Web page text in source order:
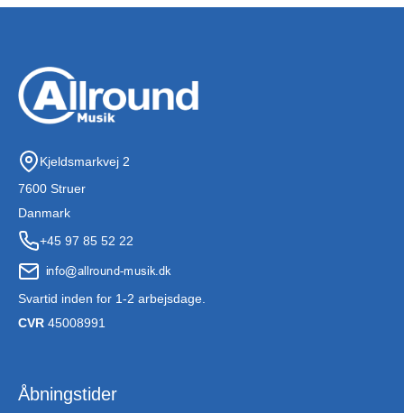
Kjeldsmarkvej 2
7600 Struer
Danmark
+45 97 85 52 22
Svartid inden for 1-2 arbejsdage.
CVR 45008991
Åbningstider